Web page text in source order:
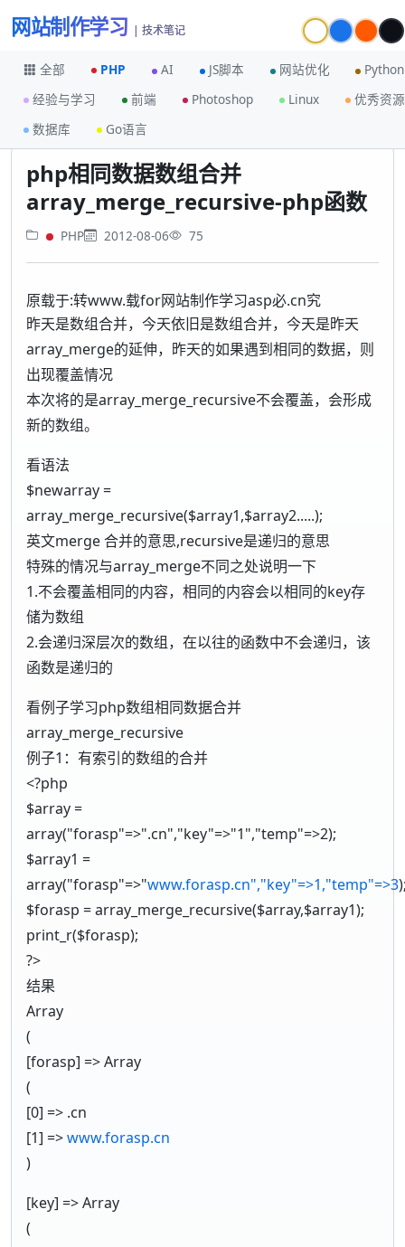
网站制作学习 | 技术笔记
全部 PHP AI JS脚本 网站优化
Python
经验与学习
前端 Photoshop Linux
优秀资源
数据库
Go语言
首页
PHP
php相同数据数组合并 array_merge_recursive-php函数
php相同数据数组合并
array_merge_recursive-php函数
PHP 2012-08-06 75
原载于:转www.载for网站制作学习asp必.cn究
昨天是数组合并，今天依旧是数组合并，今天是昨天
array_merge的延伸，昨天的如果遇到相同的数据，则
出现覆盖情况
本次将的是array_merge_recursive不会覆盖，会形成
新的数组。
看语法
$newarray =
array_merge_recursive($array1,$array2.....);
英文merge 合并的意思,recursive是递归的意思
特殊的情况与array_merge不同之处说明一下
1.不会覆盖相同的内容，相同的内容会以相同的key存
储为数组
2.会递归深层次的数组，在以往的函数中不会递归，该
函数是递归的
看例子学习php数组相同数据合并
array_merge_recursive
例子1：有索引的数组的合并
<?php
$array =
array("forasp"=>".cn","key"=>"1","temp"=>2);
$array1 =
array("forasp"=>"www.forasp.cn","key"=>1,"temp"=>3
$forasp = array_merge_recursive($array,$array1);
print_r($forasp);
?>
结果
Array
(
[forasp] => Array
(
[0] => .cn
[1] =>www.forasp.cn
)
[key] => Array
(